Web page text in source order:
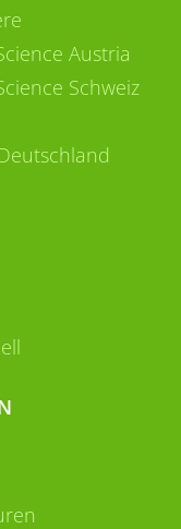
Austria
Schweiz